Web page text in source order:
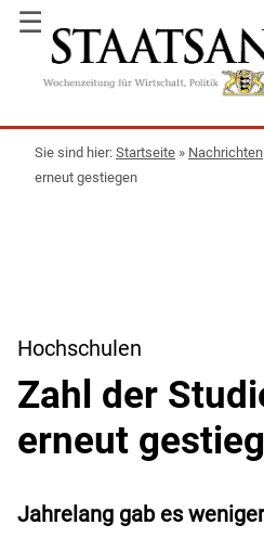
☰
Startseite » Nachrichten
erneut gestiegen
Hochschulen
Zahl der
erneut
Jahrelang gab es